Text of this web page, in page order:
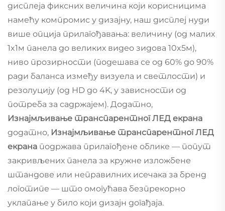
дисплеја фиксних величина који корисницима
намећу компромис у дизајну, наш дисплеј нуди
више опција прилагођавања: величину (од малих
1x1м панела до великих видео зидова 10x5м),
ниво прозирности (подешава се од 60% до 90%
ради баланса између визуела и светлости) и
резолуцију (од HD до 4K, у зависности од
потреба за садржајем). Додатно,
Изнајмљивање транспарентног ЛЕД екрана
додатно, Изнајмљивање транспарентног ЛЕД
екрана подржава прилагођене облике — попут
закривљених панела за кружне изложбене
штандове или неправилних исечака за бренд
логотипе — што омогућава безпрекорно
уклапање у било који дизајн догађаја.